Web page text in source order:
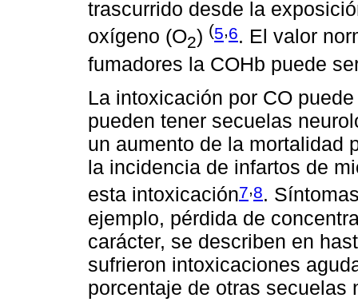
trascurrido desde la
oxígeno (O2) (5 6. El valor
fumadores la COHb puede
La intoxicación por CO
pueden tener secuelas
un aumento de la mortalidad
la incidencia de infartos de
esta intoxicación7,8.
ejemplo, pérdida de
carácter, se describen en
sufrieron intoxicaciones
porcentaje de otras secuelas